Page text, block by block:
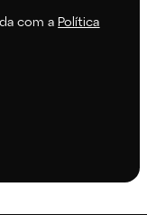
com aPolítica